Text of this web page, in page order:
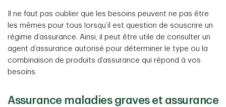
Il ne faut pas oublier que les besoins peuvent ne pas être
les mêmes pour tous lorsqu’il est question de souscrire un
régime d’assurance. Ainsi, il peut être utile de consulter un
agent d’assurance autorisé pour déterminer le type ou la
combinaison de produits d’assurance qui répond à vos
besoins.
Assurance maladies graves et assurance